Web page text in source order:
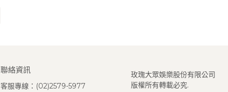
聯絡資訊
客服專線：(02)2579-5977
玫瑰大眾娛樂股份有限公司
版權所有轉載必究.